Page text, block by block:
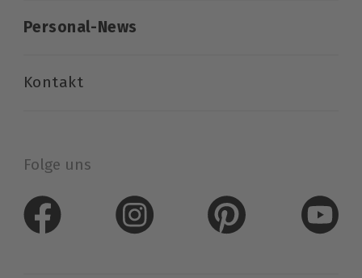
Personal-News
Kontakt
Folge uns